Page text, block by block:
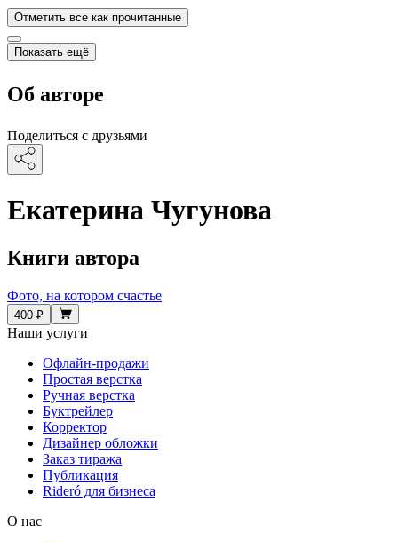
Отметить все как прочитанные
Показать ещё
Об авторе
Поделиться с друзьями
Екатерина Чугунова
Книги автора
Фото, на котором счастье
400 ₽
Наши услуги
Офлайн-продажи
Простая верстка
Ручная верстка
Буктрейлер
Корректор
Дизайнер обложки
Заказ тиража
Публикация
Rideró для бизнеса
О нас